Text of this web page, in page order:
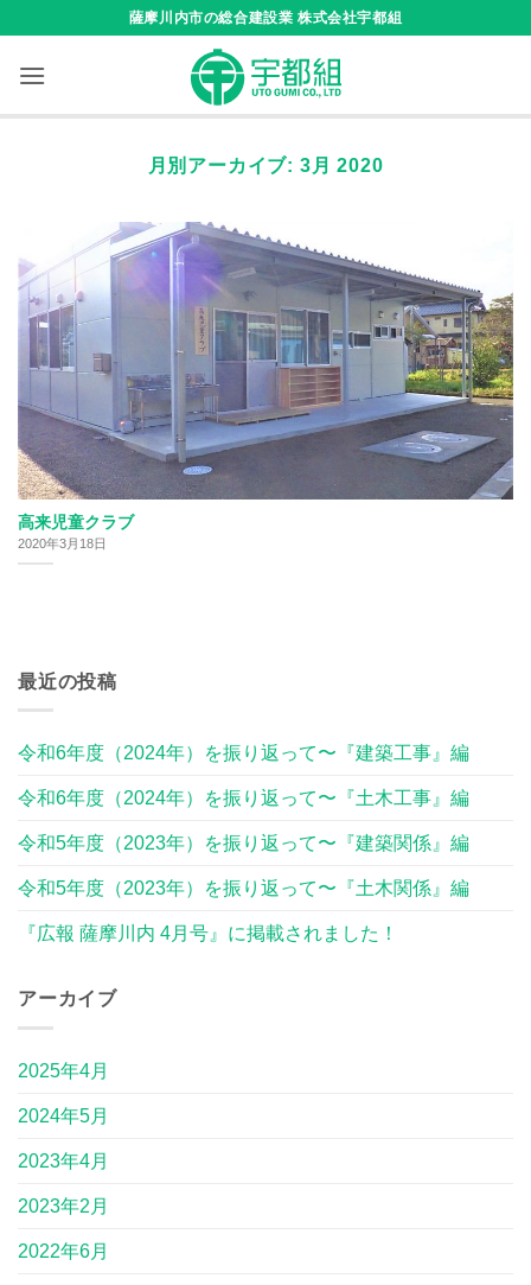
content
薩摩川内市の総合建設業 株式会社宇都組
月別アーカイブ: 3月 2020
高来児童クラブ
2020年3月18日
最近の投稿
令和6年度（2024年）を振り返って〜『建築工事』編
令和6年度（2024年）を振り返って〜『土木工事』編
令和5年度（2023年）を振り返って〜『建築関係』編
令和5年度（2023年）を振り返って〜『土木関係』編
『広報 薩摩川内 4月号』に掲載されました！
アーカイブ
2025年4月
2024年5月
2023年4月
2023年2月
2022年6月